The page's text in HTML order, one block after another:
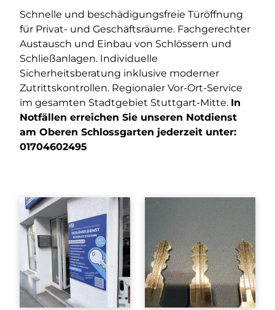
Schnelle und beschädigungsfreie Türöffnung
für Privat- und Geschäftsräume. Fachgerechter
Austausch und Einbau von Schlössern und
Schließanlagen. Individuelle
Sicherheitsberatung inklusive moderner
Zutrittskontrollen. Regionaler Vor-Ort-Service
im gesamten Stadtgebiet Stuttgart-Mitte. In
Notfällen erreichen Sie unseren Notdienst
am Oberen Schlossgarten jederzeit unter:
01704602495